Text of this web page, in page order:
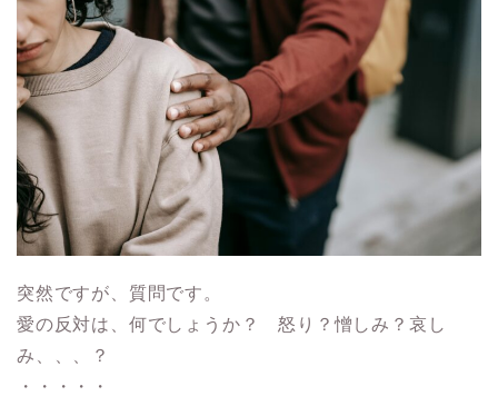
突然ですが、質問です。
愛の反対は、何でしょうか？ 怒り？憎しみ？哀し
み、、、？
・・・・・